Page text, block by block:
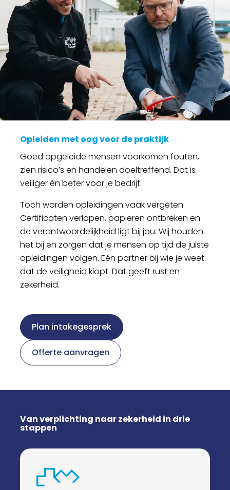
Opleiden met oog voor de praktijk
Goed opgeleide mensen voorkomen fouten,
zien risico’s en handelen doeltreffend. Dat is
veiliger én beter voor je bedrijf.
Toch worden opleidingen vaak vergeten.
Certificaten verlopen, papieren ontbreken en
de verantwoordelijkheid ligt bij jou. Wij houden
het bij en zorgen dat je mensen op tijd de juiste
opleidingen volgen. Eén partner bij wie je weet
dat de veiligheid klopt. Dat geeft rust en
zekerheid.
Plan intakegesprek
Offerte aanvragen
Van verplichting naar zekerheid in drie
stappen